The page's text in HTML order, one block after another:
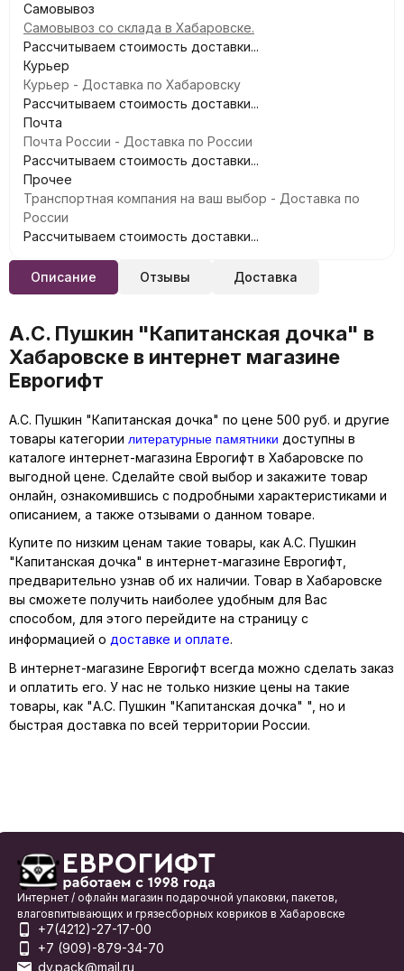
Самовывоз
Самовывоз со склада в Хабаровске.
Рассчитываем стоимость доставки...
Курьер
Курьер - Доставка по Хабаровску
Рассчитываем стоимость доставки...
Почта
Почта России - Доставка по России
Рассчитываем стоимость доставки...
Прочее
Транспортная компания на ваш выбор - Доставка по
России
Рассчитываем стоимость доставки...
Описание Отзывы Доставка
А.С. Пушкин "Капитанская дочка" в
Хабаровске в интернет магазине
Еврогифт
А.С. Пушкин "Капитанская дочка" по цене 500 руб. и другие
товары категории литературные памятники доступны в
каталоге интернет-магазина Еврогифт в Хабаровске по
выгодной цене. Сделайте свой выбор и закажите товар
онлайн, ознакомившись с подробными характеристиками и
описанием, а также отзывами о данном товаре.
Купите по низким ценам такие товары, как А.С. Пушкин
"Капитанская дочка" в интернет-магазине Еврогифт,
предварительно узнав об их наличии. Товар в Хабаровске
вы сможете получить наиболее удобным для Вас
способом, для этого перейдите на страницу с
информацией о доставке и оплате.
В интернет-магазине Еврогифт всегда можно сделать заказ
и оплатить его. У нас не только низкие цены на такие
товары, как "А.С. Пушкин "Капитанская дочка" ", но и
быстрая доставка по всей территории России.
Интернет / офлайн магазин подарочной упаковки, пакетов,
влаговпитывающих и грязесборных ковриков в Хабаровске
+7(4212)-27-17-00
+7 (909)-879-34-70
dv.pack@mail.ru